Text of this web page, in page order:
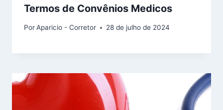
Termos de Convênios Medicos
PorAparicio - Corretor 28 de julho de 2024